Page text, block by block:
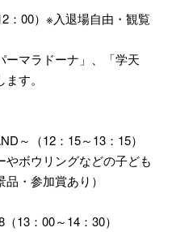
：00）※入退場自由・観覧
ーマラドーナ」、「学天
す。
～（12：15～13：15）
ボウリングなどの子ども
・参加賞あり）
13：00～14：30）